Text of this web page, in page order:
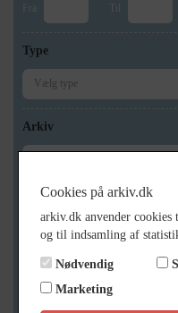
Fra Til
Type
Arkiv
Geografi
Generelt
Cookies på arkiv.dk
arkiv.dk anvender
og til indsamling af
Nødvendig
Marketing